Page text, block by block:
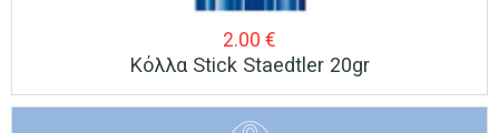
2.00 €
Κόλλα Stick Staedtler 20gr